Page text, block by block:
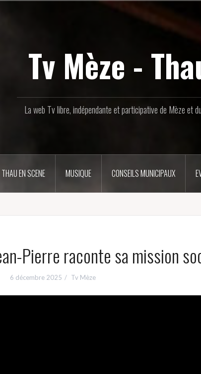
Tv Mèze -
La web Tv libre, indépendante et participative de Mèze et
THAU EN SCENE MUSIQUE CONSEILS MUNICIPAUX
Pierre raconte sa mission
6 décembre 2025 Tv Mèze